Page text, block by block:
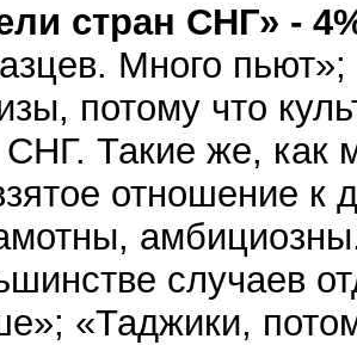
стран СНГ» -
Много
потому что
СНГ. Такие же, как
отношение
случаев
«Таджики,